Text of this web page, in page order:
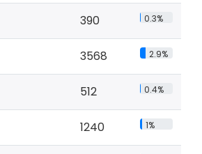
390 0.3%
3568 2.9%
512 0.4%
1240 1%